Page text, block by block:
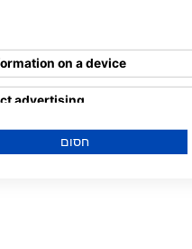
on a device
advertising
advertising
חסום